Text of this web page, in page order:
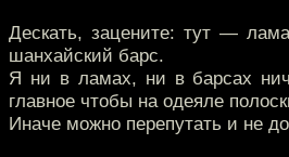
Дескать, зацените: тут —
шанхайский барс.
Я ни в ламах, ни в барсах
главное чтобы на одеяле
Иначе можно перепутать и не